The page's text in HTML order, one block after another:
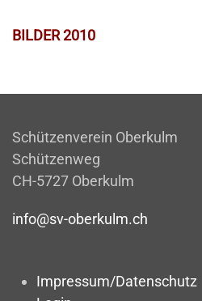
BILDER 2010
Schützenverein Oberkulm
Schützenweg
CH-5727 Oberkulm
info@sv-oberkulm.ch
Impressum/Datenschutz